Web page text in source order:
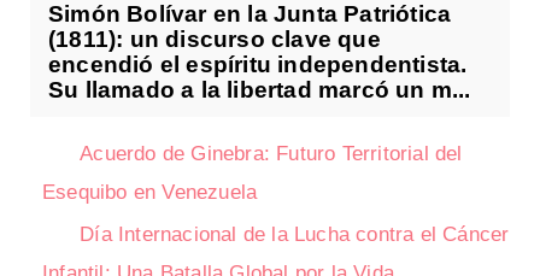
Simón Bolívar en la Junta Patriótica
(1811): un discurso clave que
encendió el espíritu independentista.
Su llamado a la libertad marcó un m...
Acuerdo de Ginebra: Futuro Territorial del
Esequibo en Venezuela
Día Internacional de la Lucha contra el Cáncer